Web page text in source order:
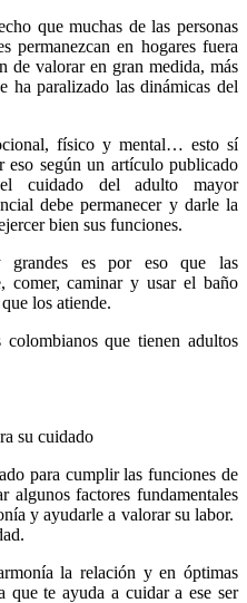
que muchas de las personas
permanezcan en hogares fuera
de valorar en gran medida, más
ha paralizado las dinámicas del
físico y mental… esto sí
eso según un artículo publicado
cuidado del adulto mayor
debe permanecer y darle la
bien sus funciones.
grandes es por eso que las
comer, caminar y usar el baño
los atiende.
que tienen adultos
su cuidado
para cumplir las funciones de
algunos factores fundamentales
y ayudarle a valorar su labor.
la relación y en óptimas
que te ayuda a cuidar a ese ser